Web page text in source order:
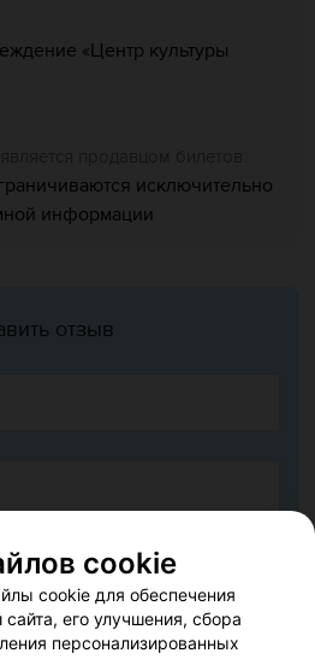
«Центр культуры
исключительно
информации
отзыв
cookie
cookie для обеспечения
сайта, его улучшения, сбора
персонализированных